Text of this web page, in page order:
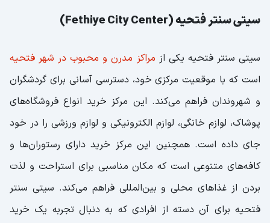
سیتی سنتر فتحیه (Fethiye City Center)
سیتی سنتر فتحیه یکی از مراکز مدرن و محبوب در شهر فتحیه
است که با موقعیت مرکزی خود، دسترسی آسانی برای گردشگران
و شهروندان فراهم می‌کند. این مرکز خرید انواع فروشگاه‌های
پوشاک، لوازم خانگی، لوازم الکترونیکی و لوازم ورزشی را در خود
جای داده است. همچنین این مرکز خرید دارای رستوران‌ها و
کافه‌های متنوعی است که مکان مناسبی برای استراحت و لذت
بردن از غذاهای محلی و بین‌المللی فراهم می‌کند. سیتی سنتر
فتحیه برای آن دسته از افرادی که به دنبال تجربه یک خرید